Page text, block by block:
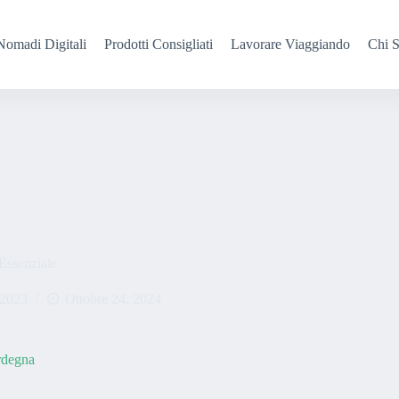
Digitali Prodotti Consigliati Lavorare Viaggiando Chi